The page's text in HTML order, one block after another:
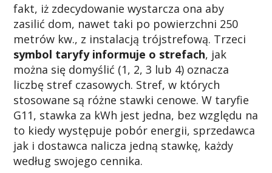
fakt, iż zdecydowanie wystarcza ona aby
zasilić dom, nawet taki po powierzchni 250
metrów kw., z instalacją trójstrefową. Trzeci
symbol taryfy informuje o strefach, jak
można się domyślić (1, 2, 3 lub 4) oznacza
liczbę stref czasowych. Stref, w których
stosowane są różne stawki cenowe. W taryfie
G11, stawka za kWh jest jedna, bez względu na
to kiedy występuje pobór energii, sprzedawca
jak i dostawca nalicza jedną stawkę, każdy
według swojego cennika.